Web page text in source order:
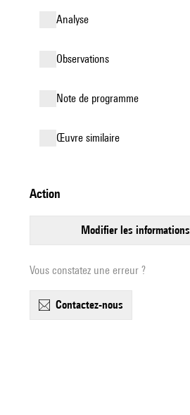
analyse
observations
Note de programme
œuvre similaire
action
modifier les informations
Vous constatez une erreur ?
contactez-nous